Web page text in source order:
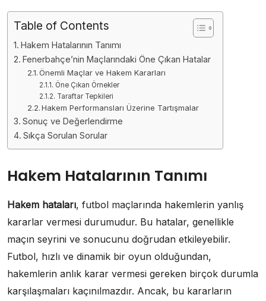
Table of Contents
Hakem Hatalarının Tanımı
Fenerbahçe’nin Maçlarındaki Öne Çıkan Hatalar
Önemli Maçlar ve Hakem Kararları
Öne Çıkan Örnekler
Taraftar Tepkileri
Hakem Performansları Üzerine Tartışmalar
Sonuç ve Değerlendirme
Sıkça Sorulan Sorular
Hakem Hatalarının Tanımı
Hakem hataları, futbol maçlarında hakemlerin yanlış
kararlar vermesi durumudur. Bu hatalar, genellikle
maçın seyrini ve sonucunu doğrudan etkileyebilir.
Futbol, hızlı ve dinamik bir oyun olduğundan,
hakemlerin anlık karar vermesi gereken birçok durumla
karşılaşmaları kaçınılmazdır. Ancak, bu kararların